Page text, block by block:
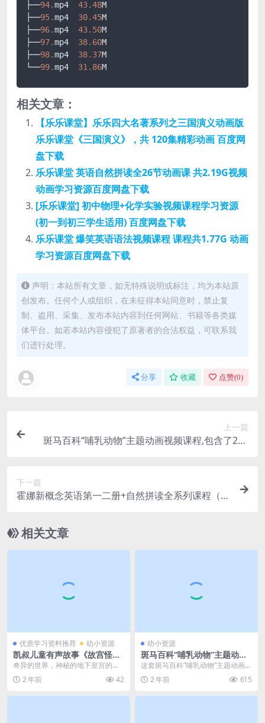
├──94.mp4 43.48M
├──95.mp4 30.45M
├──96.mp4 43.50M
├──97.mp4 38.60M
├──98.mp4 38.37M
└──99.mp4 31.86M
相关文章：
【乐乐课堂】乐乐四大名著系列之三国演义动画版
乐乐课堂《三国演义》，共 120集精彩动画 百度网
盘下载
乐乐课堂 英语自然拼读全26节动画课 共2.19G视频
动画学习资源百度网盘下载
[乐乐课堂] 初中物理+化学实验视频课程学习资源
(初一到初三学生适用) 百度网盘下载
乐乐课堂 爆笑英语语法视频课程 课程共1.77G 动画
学习资源百度网盘下载
声明：本站所有文章，如无特殊说明或标注，均为本站原
创发布。任何个人或组织，在未征得本站同意时，禁止复
制、盗用、采集、发布本站内容到任何网站、书籍等各类媒
体平台。如若本站内容侵犯了原著者的合法权益，可联系我
们进行处理。
分享 收藏 点赞(0)
上一篇
斑马百科“哺乳动物”主题动画视频课程,包含了200
下一篇
霍娜新概念英语第一二册+自然拼读全系列课程（2
相关文章
优质学习资料推荐 幼小资源
凯叔儿童有声故事《故宫怪兽
谈·地下皇宫【已完结】》 mp
度网盘下载
奇异的世界，神秘的地下皇宫的故
事，我们今天推荐一份惊险刺激的
儿童睡前故事：凯叔儿...
2 年前 42
幼小资源
斑马百科“哺乳动物”主题动画
视频课程,包含了200+个哺乳
度网盘下载
这套斑马百科”哺乳动物”主题动画视
频课程为儿童提供了一个...
2 年前 615